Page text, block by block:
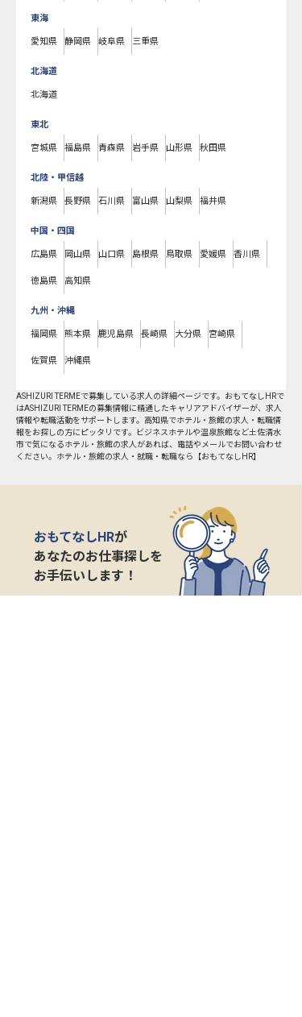
東海
愛知県 静岡県 岐阜県 三重県
北海道
北海道
東北
宮城県 福島県 青森県 岩手県 山形県 秋田県
北陸・甲信越
新潟県 長野県 石川県 富山県 山梨県 福井県
中国・四国
広島県 岡山県 山口県 島根県 鳥取県 愛媛県 香川県
徳島県 高知県
九州・沖縄
福岡県 熊本県 鹿児島県 長崎県 大分県 宮崎県
佐賀県 沖縄県
ASHIZURI TERMEで募集している求人の詳細ページです。おもてなしHRで
はASHIZURI TERMEの募集情報に精通したキャリアアドバイザーが、求人
情報や転職活動をサポートします。高知県でホテル・旅館の求人・転職情
報をお探しの方にピッタリです。ビジネスホテルや温泉旅館など土佐清水
市で気になるホテル・旅館の求人があれば、電話やメールでお問い合わせ
ください。ホテル・旅館の求人・就職・転職なら【おもてなしHR】
おもてなしHRが
あなたのお仕事探しを
お手伝いします！